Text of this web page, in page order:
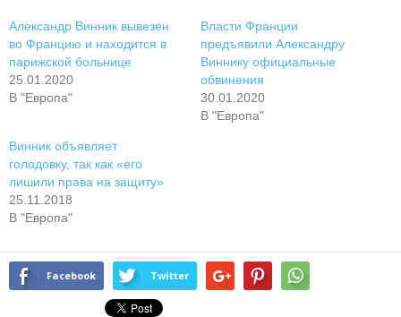
Александр Винник вывезен
во Францию и находится в
парижской больнице
25.01.2020
В "Европа"
Власти Франции
предъявили Александру
Виннику официальные
обвинения
30.01.2020
В "Европа"
Винник объявляет
голодовку, так как «его
лишили права на защиту»
25.11.2018
В "Европа"
Facebook Twitter